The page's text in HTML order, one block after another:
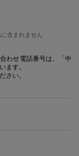
含まれません
わせ電話番号は、「中
ます。
さい。